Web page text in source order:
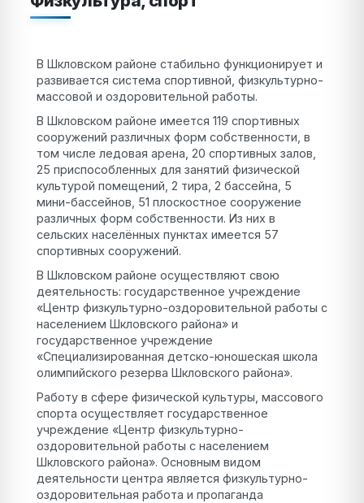
В Шкловском районе стабильно функционирует и
развивается система спортивной, физкультурно-
массовой и оздоровительной работы.
В Шкловском районе имеется 119 спортивных
сооружений различных форм собственности, в
том числе ледовая арена, 20 спортивных залов,
25 приспособленных для занятий физической
культурой помещений, 2 тира, 2 бассейна, 5
мини-бассейнов, 51 плоскостное сооружение
различных форм собственности. Из них в
сельских населённых пунктах имеется 57
спортивных сооружений.
В Шкловском районе осуществляют свою
деятельность: государственное учреждение
«Центр физкультурно-оздоровительной работы с
населением Шкловского района» и
государственное учреждение
«Специализированная детско-юношеская школа
олимпийского резерва Шкловского района».
Работу в сфере физической культуры, массового
спорта осуществляет государственное
учреждение «Центр физкультурно-
оздоровительной работы с населением
Шкловского района». Основным видом
деятельности центра является физкультурно-
оздоровительная работа и пропаганда